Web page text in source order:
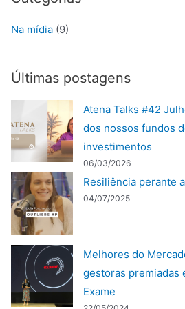
Na mídia(9)
Últimas postagens
Atena Talks #42
dos nossos fundos
investimentos
06/03/2026
Resiliência perante
04/07/2025
Melhores do
gestoras premiadas
Exame